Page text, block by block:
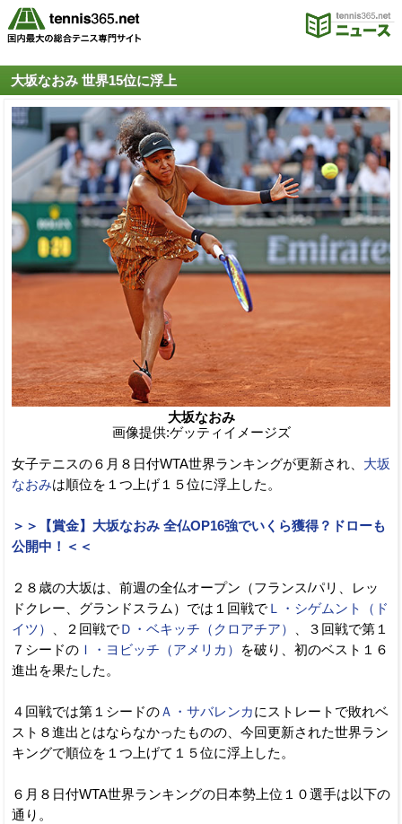
大坂なおみ 世界15位に浮上
大坂なおみ
画像提供:ゲッティイメージズ
女子テニスの６月８日付WTA世界ランキングが更新され、 大坂
なおみは順位を１つ上げ１５位に浮上した。
＞＞【賞金】大坂なおみ 全仏OP16強でいくら獲得？ドローも
公開中！＜＜
２８歳の大坂は、前週の全仏オープン（フランス/パリ、レッ
ドクレー、グランドスラム）では１回戦で Ｌ・シゲムント（ド
イツ）
、２回戦でＤ・ベキッチ（クロアチア）
、３回戦で第１
７シードの Ｉ・ヨビッチ（アメリカ）
を破り、初のベスト１６
進出を果たした。
４回戦では第１シードのＡ・サバレンカにストレートで敗れベ
スト８進出とはならなかったものの、今回更新された世界ラン
キングで順位を１つ上げて１５位に浮上した。
６月８日付WTA世界ランキングの日本勢上位１０選手は以下の
通り。